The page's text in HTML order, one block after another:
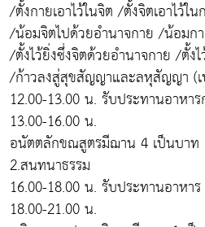
/ตั้งกายเอาไว้ในจิต /ตั้งจิตเอาไว้ใน
/น้อมจิตไปด้วยอำนาจกาย /น้อมก
/ตั้งไว้ยิ่งซึ่งจิตด้วยอำนาจกาย /ตั้ง
/ก้าวลงสู่สุขสัญญาและลหุสัญญา (
12.00-13.00 น. รับประทานอาหา
13.00-16.00 น.
อนัตตลักขณสูตรมีฌาน 4 เป็นบาท
2.สนทนาธรรม
16.00-18.00 น. รับประทานอาหา
18.00-21.00 น.